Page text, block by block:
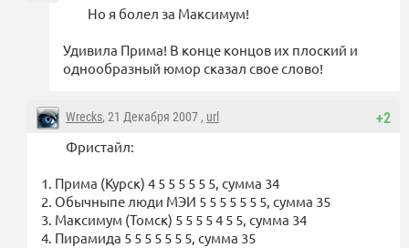
Но я болел за Максимум!
Удивила Прима! В конце концов их плоский и
однообразный юмор сказал свое слово!
+2
Wrecks, 21 Декабря 2007 , url
Фристайл:
1. Прима (Курск) 4 5 5 5 5 5 5, сумма 34
2. Обычныпе люди МЭИ 5 5 5 5 5 5 5, сумма 35
3. Максимум (Томск) 5 5 5 5 4 5 5, сумма 34
4. Пирамида 5 5 5 5 5 5 5, сумма 35